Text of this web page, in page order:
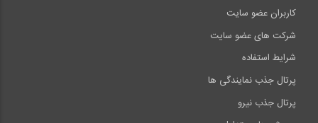
کاربران عضو سایت
شرکت های عضو سایت
شرایط استفاده
پرتال جذب نمایندگی ها
پرتال جذب نیرو